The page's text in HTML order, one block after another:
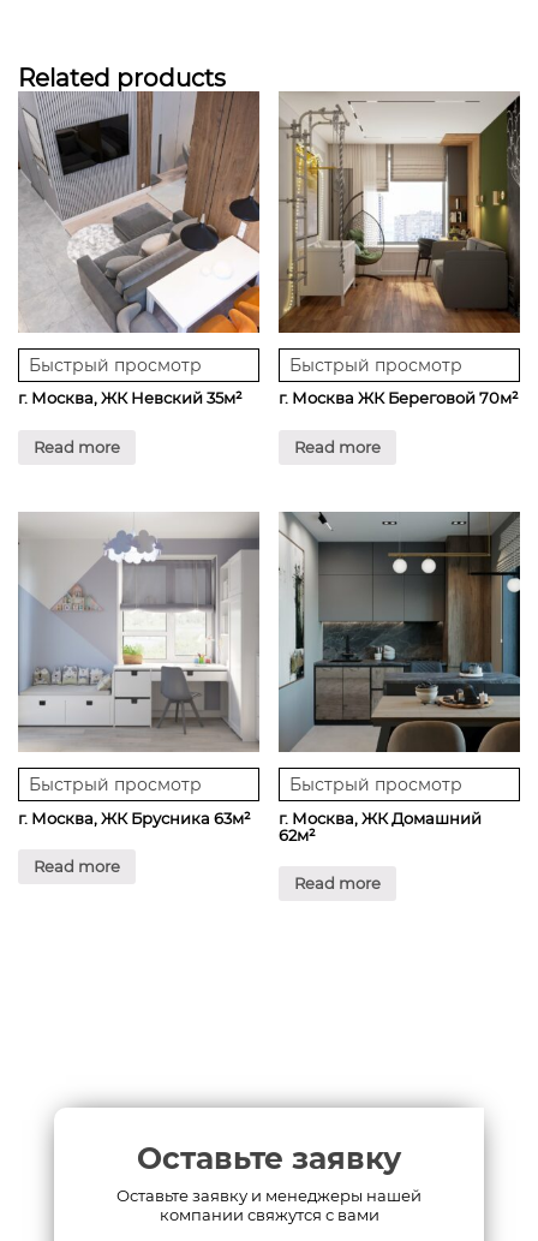
Related products
Быстрый просмотр
г. Москва, ЖК Невский 35м²
Read more
Быстрый просмотр
г. Москва ЖК Береговой 70м²
Read more
Быстрый просмотр
г. Москва, ЖК Брусника 63м²
Read more
Быстрый просмотр
г. Москва, ЖК Домашний
62м²
Read more
Оставьте заявку
Оставьте заявку и менеджеры нашей
компании свяжутся с вами